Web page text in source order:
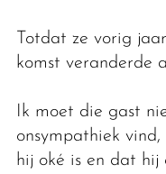
Totdat ze vorig
komst veranderde
Ik moet die gast
onsympathiek
hij oké is en dat hij